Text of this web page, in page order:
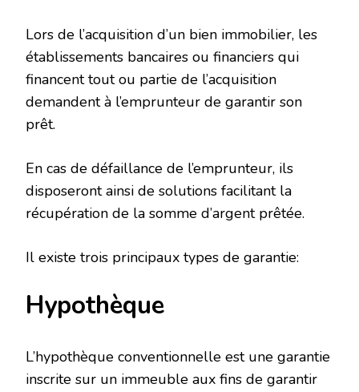
Lors de l’acquisition d’un bien immobilier, les
établissements bancaires ou financiers qui
financent tout ou partie de l’acquisition
demandent à l’emprunteur de garantir son
prêt.
En cas de défaillance de l’emprunteur, ils
disposeront ainsi de solutions facilitant la
récupération de la somme d’argent prêtée.
Il existe trois principaux types de garantie:
Hypothèque
L’hypothèque conventionnelle est une garantie
inscrite sur un immeuble aux fins de garantir